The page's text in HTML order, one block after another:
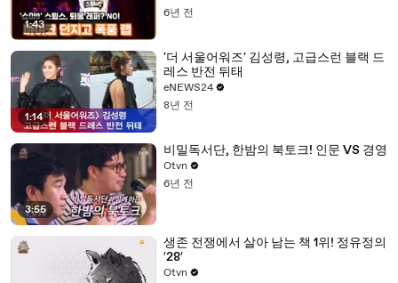
1:43
6년 전
1:14
'더 서울어워즈' 김성령, 고급스런 블랙 드
레스 반전 뒤태
eNEWS24
8년 전
3:55
비밀독서단, 한밤의 북토크! 인문 VS 경영
Otvn
6년 전
생존 전쟁에서 살아 남는 책 1위! 정유정의
′28′
Otvn